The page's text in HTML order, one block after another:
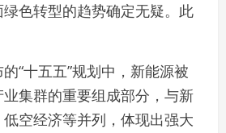
色转型的趋势确定无疑。此
“十五五”规划中，新能源被
集群的重要组成部分，与新
空经济等并列，体现出强大